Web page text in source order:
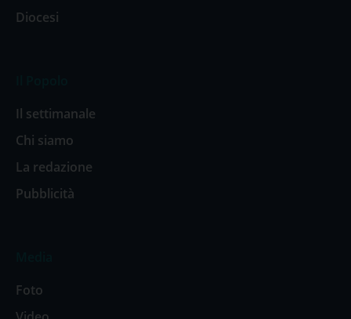
Diocesi
Il settimanale
Chi siamo
La redazione
Pubblicità
Foto